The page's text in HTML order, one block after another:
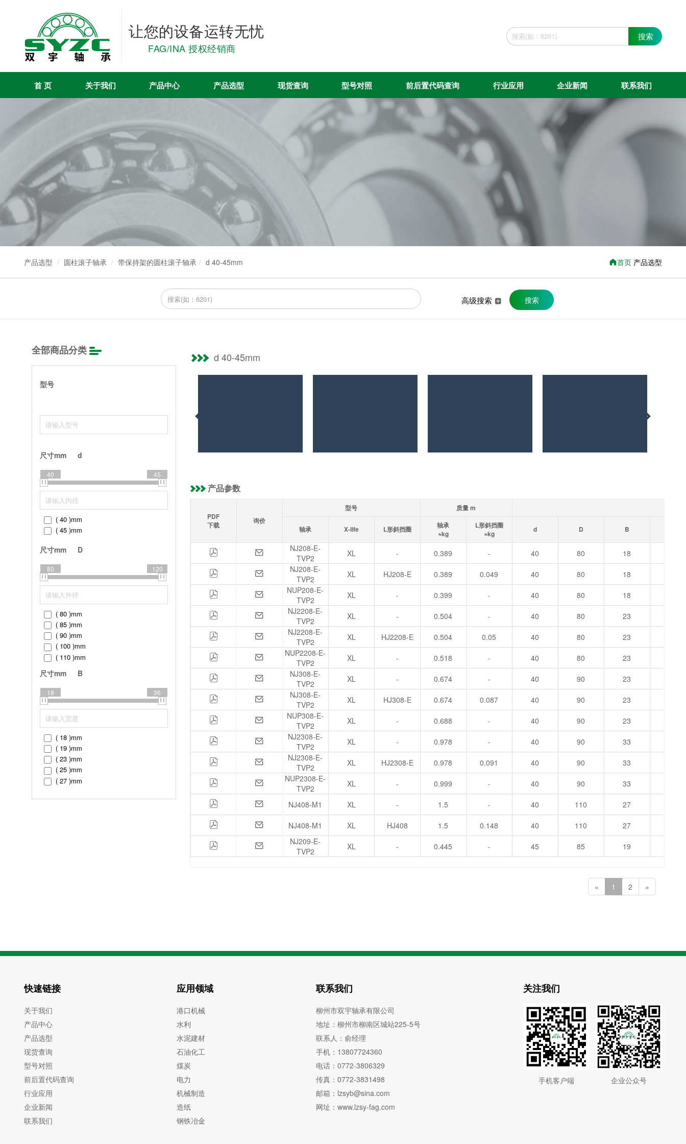
让您的设备运转无忧
FAG/INA 授权经销商
搜索
首 页 关于我们 产品中心 产品选型 现货查询 型号对照 前后置代码查询 行业应用 企业新闻 联系我们
产品选型 圆柱滚子轴承 带保持架的圆柱滚子轴承 d 40-45mm 首页 产品选型
高级搜索 搜索
全部商品分类
型号
尺寸mm d
40 45
( 40 )mm
( 45 )mm
尺寸mm D
80 120
( 80 )mm
( 85 )mm
( 90 )mm
( 100 )mm
( 110 )mm
尺寸mm B
18 36
( 18 )mm
( 19 )mm
( 23 )mm
( 25 )mm
( 27 )mm
( 33 )mm
d 40-45mm
产品参数
PDF
下载
询价
型号 质量 m
轴承 X-life L形斜挡圈
轴承
≈kg
L形斜挡圈
≈kg
d D B
NJ208-E-
TVP2
XL - 0.389 - 40 80 18
NJ208-E-
TVP2
XL HJ208-E 0.389 0.049 40 80 18
NUP208-E-
TVP2
XL - 0.399 - 40 80 18
NJ2208-E-
TVP2
XL - 0.504 - 40 80 23
NJ2208-E-
TVP2
XL HJ2208-E 0.504 0.05 40 80 23
NUP2208-E-
TVP2
XL - 0.518 - 40 80 23
NJ308-E-
TVP2
XL - 0.674 - 40 90 23
NJ308-E-
TVP2
XL HJ308-E 0.674 0.087 40 90 23
NUP308-E-
TVP2
XL - 0.688 - 40 90 23
NJ2308-E-
TVP2
XL - 0.978 - 40 90 33
NJ2308-E-
TVP2
XL HJ2308-E 0.978 0.091 40 90 33
NUP2308-E-
TVP2
XL - 0.999 - 40 90 33
NJ408-M1 XL - 1.5 - 40 110 27
NJ408-M1 XL HJ408 1.5 0.148 40 110 27
NJ209-E-
TVP2
XL - 0.445 - 45 85 19
« 1 2 »
快速链接
关于我们
产品中心
产品选型
现货查询
型号对照
前后置代码查询
行业应用
企业新闻
联系我们
应用领域
港口机械
水利
水泥建材
石油化工
煤炭
电力
机械制造
造纸
钢铁冶金
联系我们
柳州市双宇轴承有限公司
地址：柳州市柳南区城站225-5号
联系人：俞经理
手机：13807724360
电话：0772-3806329
传真：0772-3831498
邮箱：lzsyb@sina.com
网址：www.lzsy-fag.com
关注我们
手机客户端 企业公众号